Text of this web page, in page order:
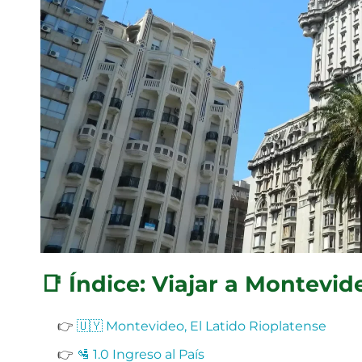
📑 Índice: Viajar a
👉 🇺🇾 Montevideo, El Latido Rioplatense
👉 🛂 1.0 Ingreso al País